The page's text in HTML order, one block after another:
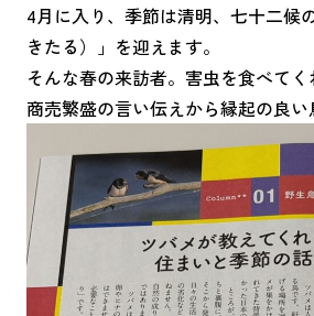
4月に入り、季節は清明、七十二候
きたる）」を迎えます。
そんな春の来訪者。害虫を食べてく
商売繁盛の言い伝えから縁起の良い